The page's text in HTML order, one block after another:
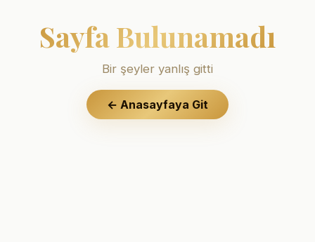
Sayfa Bulunamadı
Bir şeyler yanlış gitti
← Anasayfaya Git